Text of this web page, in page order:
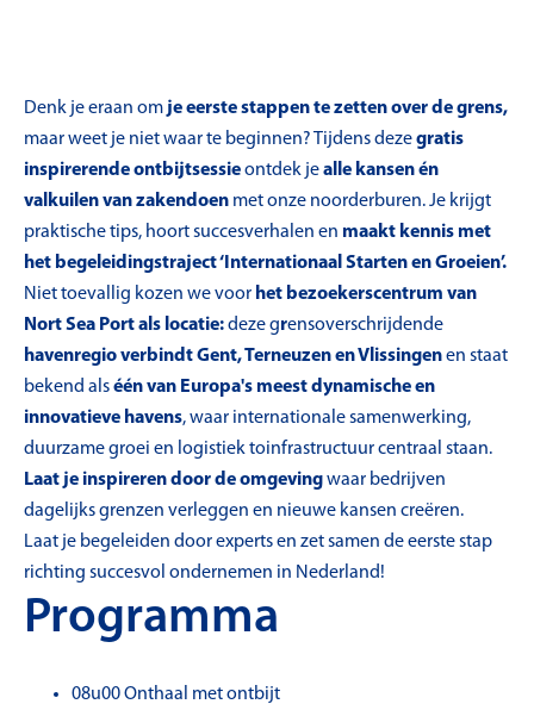
Denk je eraan om je eerste stappen te zetten over de grens,
maar weet je niet waar te beginnen? Tijdens dezegratis
inspirerende ontbijtsessieontdek jealle kansen én
valkuilen van zakendoen met onze noorderburen. Je krijgt
praktische tips, hoort succesverhalen en maakt kennis met
het begeleidingstraject ‘Internationaal Starten en Groeien’.
Niet toevallig kozen we voor het bezoekerscentrum van
Nort Sea Port als locatie:deze grensoverschrijdende
havenregio verbindt Gent, Terneuzen en Vlissingenen staat
bekend alséén van Europa's meest dynamische en
innovatieve havens, waar internationale samenwerking,
duurzame groei en logistiek toinfrastructuur centraal staan.
Laat je inspireren door de omgevingwaar bedrijven
dagelijks grenzen verleggen en nieuwe kansen creëren.
Laat je begeleiden door experts en zet samen de eerste stap
richting succesvol ondernemen in Nederland!
Programma
08u00 Onthaal met ontbijt